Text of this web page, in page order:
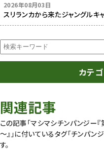
2026年08月03日
スリランカから来たジャングルキ
カテ
動物園
動物園長のZooコラム
関連記事
この記事「マシマシチンパンジー
～』」に付いているタグ「チンパンジ
す。